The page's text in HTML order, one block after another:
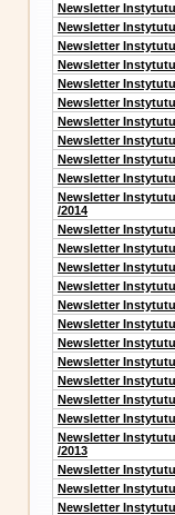
Newsletter
Newsletter
Newsletter
Newsletter
Newsletter
Newsletter
Newsletter
Newsletter
Newsletter
Newsletter
Newsletter
/2014
Newsletter
Newsletter
Newsletter
Newsletter
Newsletter
Newsletter
Newsletter
Newsletter
Newsletter
Newsletter
Newsletter
Newsletter
/2013
Newsletter
Newsletter
Newsletter